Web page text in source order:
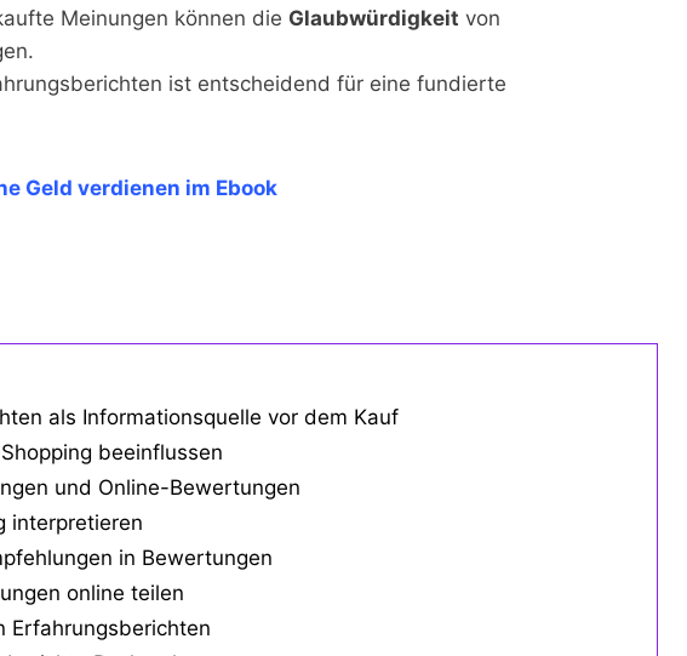
Meinungen können die Glaubwürdigkeit von
ist entscheidend für eine fundierte
Geld verdienen im Ebook
als Informationsquelle vor dem Kauf
beeinflussen
und Online-Bewertungen
interpretieren
in Bewertungen
online teilen
Erfahrungsberichten